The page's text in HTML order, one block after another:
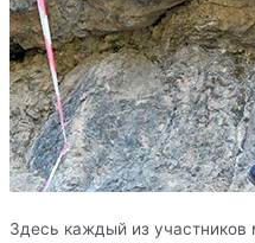
Здесь каждый из